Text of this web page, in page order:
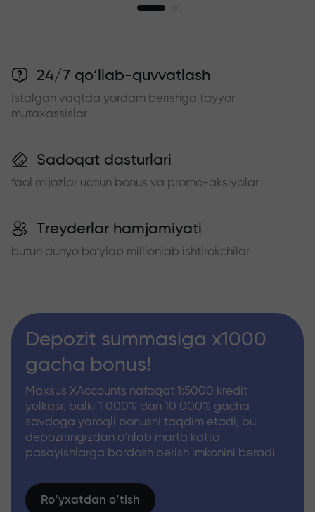
24/7 qo‘llab-quvvatlash
Istalgan vaqtda yordam berishga tayyor
mutaxassislar
Sadoqat dasturlari
faol mijozlar uchun bonus va promo-aksiyalar
Treyderlar hamjamiyati
butun dunyo bo‘ylab millionlab ishtirokchilar
Depozit summasiga x1000
gacha bonus!
Maxsus XAccounts nafaqat 1:5000 kredit
yelkasi, balki 1 000% dan 10 000% gacha
savdoga yaroqli bonusni taqdim etadi, bu
depozitingizdan o‘nlab marta katta
pasayishlarga bardosh berish imkonini beradi
Ro‘yxatdan o‘tish